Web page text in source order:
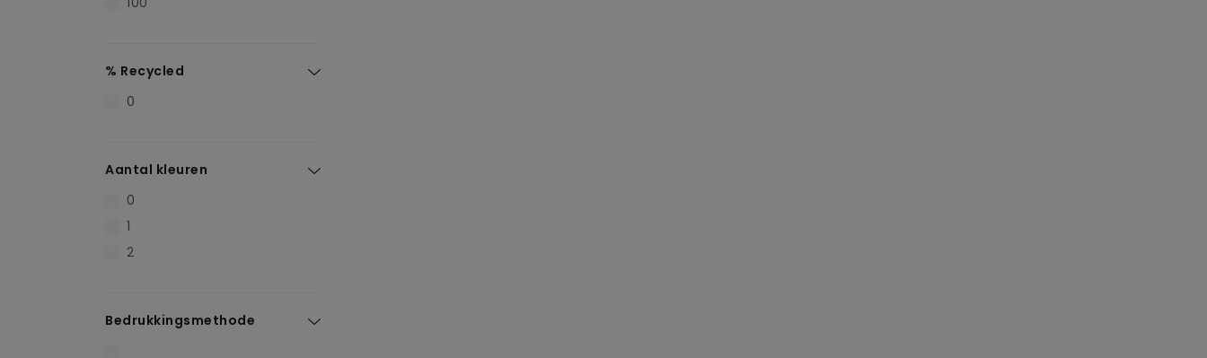
% Recycled
0
Aantal kleuren
0
1
2
Bedrukkingsmethode